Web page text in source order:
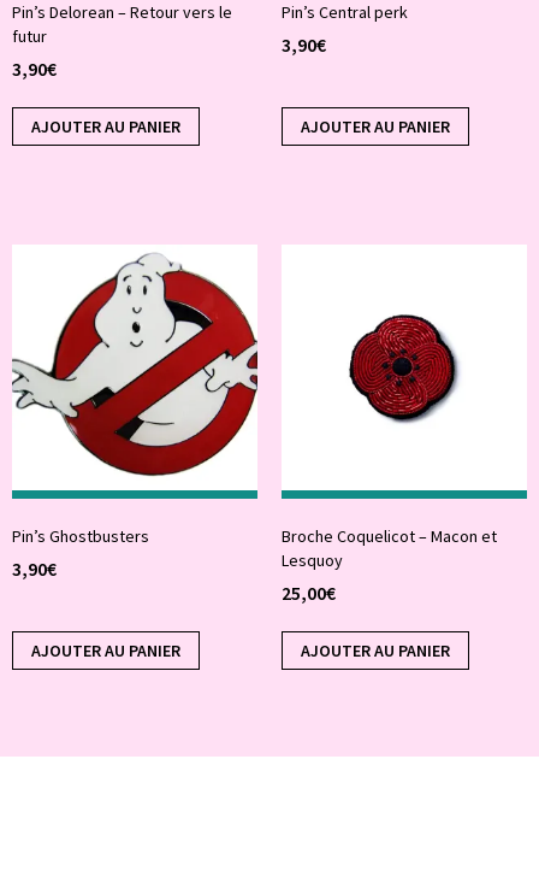
Pin’s Delorean – Retour vers le
futur
3,90€
AJOUTER AU PANIER
Pin’s Central perk
3,90€
AJOUTER AU PANIER
Pin’s Ghostbusters
3,90€
AJOUTER AU PANIER
Broche Coquelicot – Macon et
Lesquoy
25,00€
AJOUTER AU PANIER